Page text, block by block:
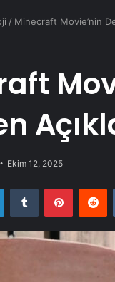
/ Minecraft Movie’nin
Ekim 12, 2025
LinkedInTumblr Pinterest